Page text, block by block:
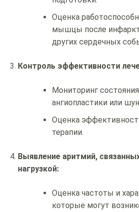
Оценка
мышцы после
других сердечных
Контроль эффективности
Мониторинг
ангиопластики или
Оценка
терапии.
Выявление аритмий,
нагрузкой:
Оценка частоты и
которые могут